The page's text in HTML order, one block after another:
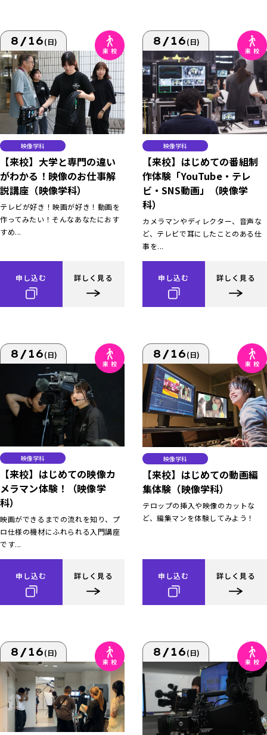
8/16(日)
映像学科
【来校】大学と専門の違い
がわかる！映像のお仕事解
説講座（映像学科）
テレビが好き！映画が好き！動画を
作ってみたい！そんなあなたにおす
すめ...
申し込む 詳しく見る
8/16(日)
映像学科
【来校】はじめての番組制
作体験「YouTube・テレ
ビ・SNS動画」（映像学
科）
カメラマンやディレクター、音声な
ど、テレビで耳にしたことのある仕
事を...
申し込む 詳しく見る
8/16(日)
映像学科
【来校】はじめての映像カ
メラマン体験！（映像学
科）
映画ができるまでの流れを知り、プ
ロ仕様の機材にふれられる入門講座
です...
申し込む 詳しく見る
8/16(日)
映像学科
【来校】はじめての動画編
集体験（映像学科）
テロップの挿入や映像のカットな
ど、編集マンを体験してみよう！
申し込む 詳しく見る
8/16(日) 8/16(日)